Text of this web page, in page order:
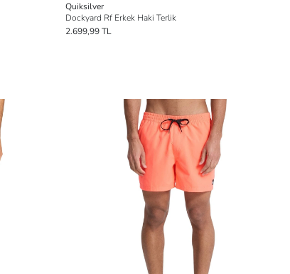
Quiksilver
Dockyard Rf Erkek Haki Terlik
2.699,99 TL